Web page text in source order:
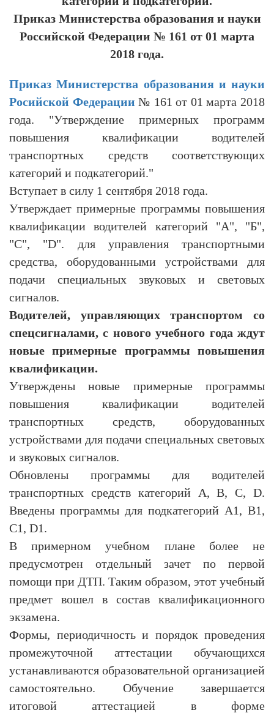
Приказ Министерства образования и науки
Российской Федерации № 161 от 01 марта
2018 года.
Приказ Министерства образования и науки
Росийской Федерации № 161 от 01 марта 2018
года. "Утверждение примерных программ
повышения квалификации водителей
транспортных средств соответствующих
категорий и подкатегорий."
Вступает в силу 1 сентября 2018 года.
Утверждает примерные программы повышения
квалификации водителей категорий "А", "Б",
"С", "D". для управления транспортными
средства, оборудованными устройствами для
подачи специальных звуковых и световых
сигналов.
Водителей, управляющих транспортом со
спецсигналами, с нового учебного года ждут
новые примерные программы повышения
квалификации.
Утверждены новые примерные программы
повышения квалификации водителей
транспортных средств, оборудованных
устройствами для подачи специальных световых
и звуковых сигналов.
Обновлены программы для водителей
транспортных средств категорий А, B, C, D.
Введены программы для подкатегорий A1, B1,
C1, D1.
В примерном учебном плане более не
предусмотрен отдельный зачет по первой
помощи при ДТП. Таким образом, этот учебный
предмет вошел в состав квалификационного
экзамена.
Формы, периодичность и порядок проведения
промежуточной аттестации обучающихся
устанавливаются образовательной организацией
самостоятельно. Обучение завершается
итоговой аттестацией в форме